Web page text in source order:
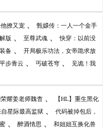
撩又宠 、 甄嬛传：一人一个金手
版 、 至尊武魂 、 快穿：以前没
备 、 开局极乐功法，女帝跪求放
平步青云 、 丐破苍穹 、 见诡！我
耀姜老师魏杳 、 【HL】重生黑化
自星际最高监狱 、 代码被掉包后，
、 醉酒情思 、 和姐姐互换化兽